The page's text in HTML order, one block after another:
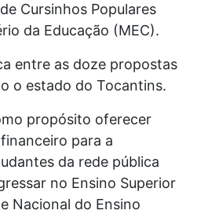
Cursinhos Populares
da Educação (MEC).
entre as doze propostas
o estado do Tocantins.
propósito oferecer
para a
da rede pública
no Ensino Superior
Nacional do Ensino